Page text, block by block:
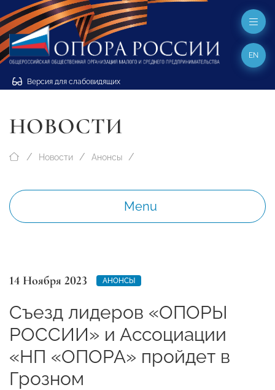
Версия для слабовидящих
EN
НОВОСТИ
Новости Анонсы
Menu
14 Ноября 2023 АНОНСЫ
Съезд лидеров «ОПОРЫ
РОССИИ» и Ассоциации
«НП «ОПОРА» пройдет в
Грозном